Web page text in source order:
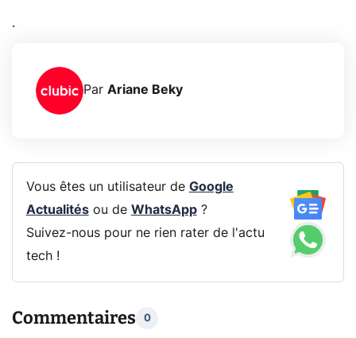
.
Par Ariane Beky
Vous êtes un utilisateur de Google
Actualitésou de WhatsApp?
Suivez-nous pour ne rien rater de l'actu
tech !
Commentaires 0